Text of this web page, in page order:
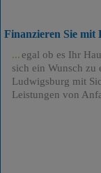
Finanzieren Sie
egal ob es Ihr
sich ein Wunsch
Ludwigsburg mit
Leistungen von